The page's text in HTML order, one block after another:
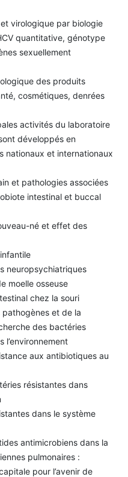
virologique par biologie
quantitative, génotype
sexuellement
des produits
cosmétiques, denrées
activités du laboratoire
développés en
nationaux et internationaux
et pathologies associées
intestinal et buccal
né et effet des
neuropsychiatriques
moelle osseuse
chez la souri
et de la
des bactéries
l’environnement
aux antibiotiques au
résistantes dans
dans le système
antimicrobiens dans la
pulmonaires :
pour l’avenir de